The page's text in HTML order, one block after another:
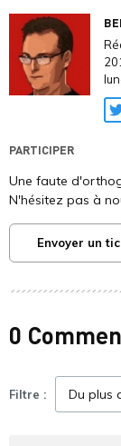
PARTICIPER
Une faute
N'hésitez pas à
Envoyer un
0
Filtre :